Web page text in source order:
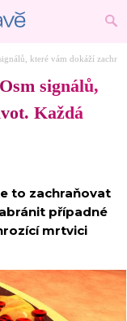
které vám dokáží
signálů,
Každá
to zachraňovat
případné
mrtvici